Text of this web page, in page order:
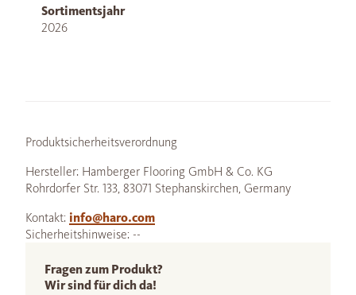
Sortimentsjahr
2026
Produktsicherheitsverordnung
Hersteller: Hamberger Flooring GmbH & Co. KG
Rohrdorfer Str. 133, 83071 Stephanskirchen, Germany
Kontakt: info@haro.com
Sicherheitshinweise: --
Fragen zum Produkt?
Wir sind für dich da!